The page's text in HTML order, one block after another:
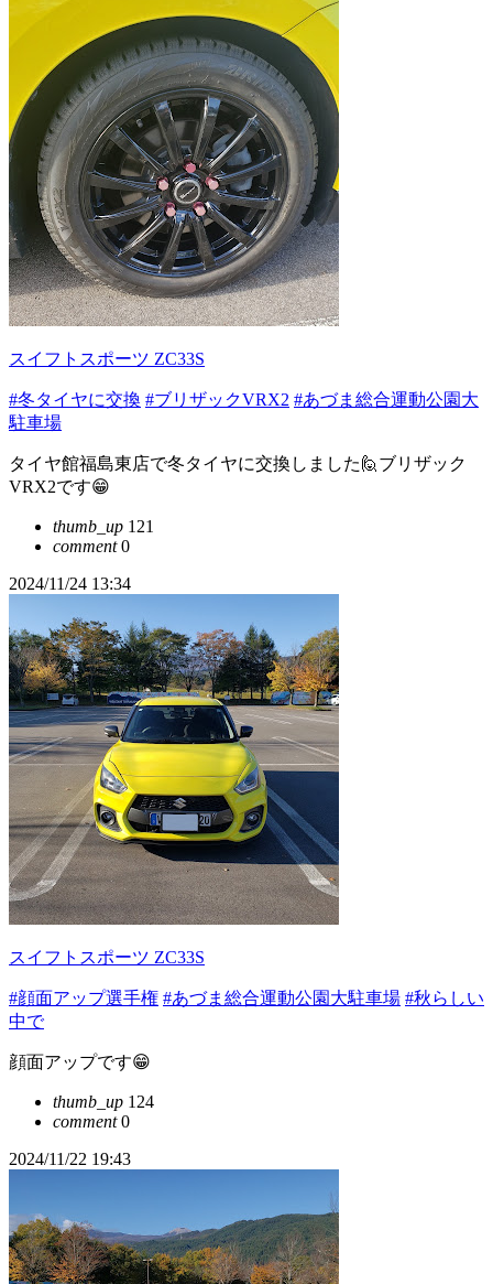
スイフトスポーツ ZC33S
#冬タイヤに交換 #ブリザックVRX2 #あづま総合運動公園大
駐車場
タイヤ館福島東店で冬タイヤに交換しました🙋ブリザック
VRX2です😁
thumb_up 121
comment0
2024/11/24 13:34
スイフトスポーツ ZC33S
#顔面アップ選手権 #あづま総合運動公園大駐車場 #秋らしい
中で
顔面アップです😁
thumb_up 124
comment0
2024/11/22 19:43